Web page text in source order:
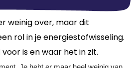
weinig over, maar dit
rol in je energiestofwisseling.
is en waar het in zit.